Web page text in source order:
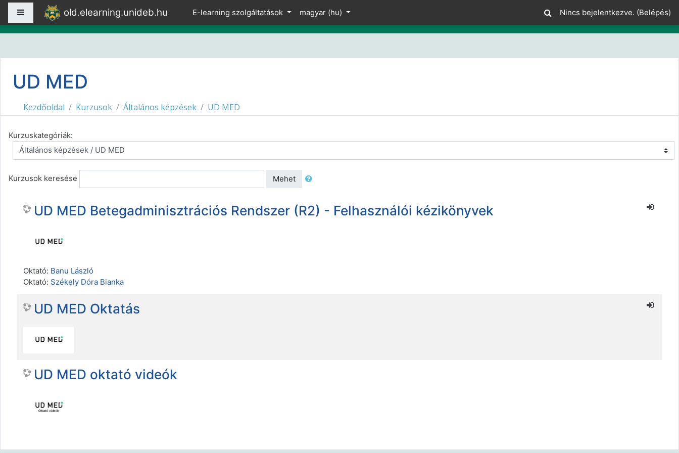
Tovább a fő tartalomhoz
Oldalpanel old.elearning.unideb.hu E-learning szolgáltatások magyar ‎(hu)‎ Nincs bejelentkezve. (Belépés)
UD MED
Kezdőoldal Kurzusok Általános képzések UD MED
Kurzuskategóriák:
Kurzusok keresése Mehet
UD MED Betegadminisztrációs Rendszer (R2) - Felhasználói kézikönyvek
Oktató: Banu László
Oktató: Székely Dóra Bianka
UD MED Oktatás
UD MED oktató videók